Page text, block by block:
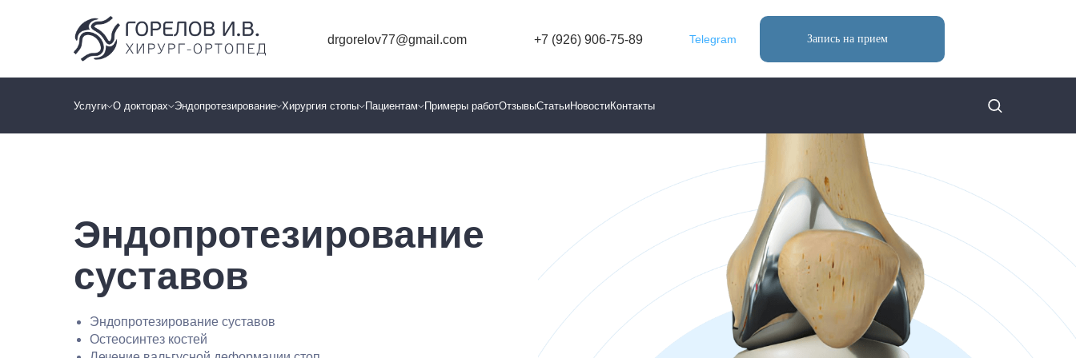
drgorelov77@gmail.com +7 (926) 906-75-89 Telegram Запись на прием
Услуги О докторах Эндопротезирование Хирургия стопы Пациентам Примеры работОтзывыСтатьиНовостиКонтакты
Эндопротезирование
суставов
Эндопротезирование суставов
Остеосинтез костей